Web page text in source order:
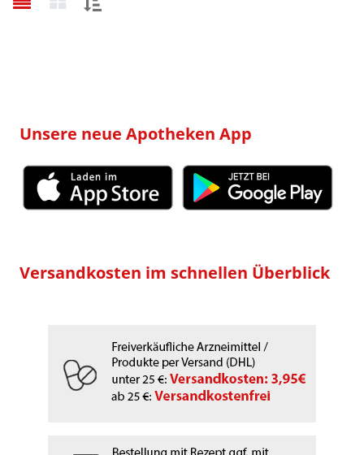
Unsere neue Apotheken App
Versandkosten im schnellen Überblick